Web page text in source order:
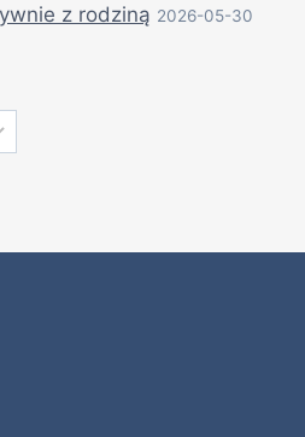
z rodziną 2026-05-30